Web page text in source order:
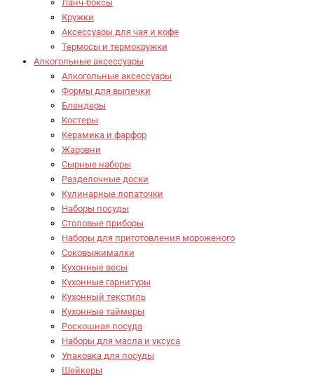
Ланч-боксы
Кружки
Аксессуары для чая и кофе
Термосы и термокружки
Алкогольные аксессуары
Алкогольные аксессуары
Формы для выпечки
Блендеры
Костеры
Керамика и фарфор
Жаровни
Сырные наборы
Разделочные доски
Кулинарные лопаточки
Наборы посуды
Столовые приборы
Наборы для приготовления мороженого
Соковыжималки
Кухонные весы
Кухонные гарнитуры
Кухонный текстиль
Кухонные таймеры
Роскошная посуда
Наборы для масла и уксуса
Упаковка для посуды
Шейкеры